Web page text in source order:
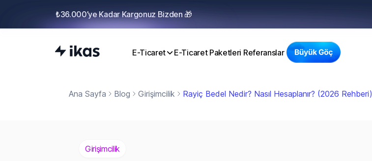
₺36.000’ye Kadar Kargonuz Bizden 🎁
E-Ticaret E-Ticaret Paketleri Referanslar
Ana Sayfa Blog Girişimcilik Rayiç Bedel Nedir? Nasıl Hesaplanır? (2026 Rehberi)
Girişimcilik